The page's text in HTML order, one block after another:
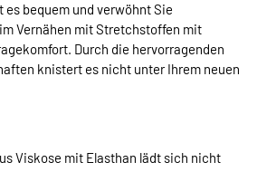
es bequem und verwöhnt Sie
Vernähen mit Stretchstoffen mit
Durch die hervorragenden
knistert es nicht unter Ihrem neuen
Viskose mit Elasthan lädt sich nicht